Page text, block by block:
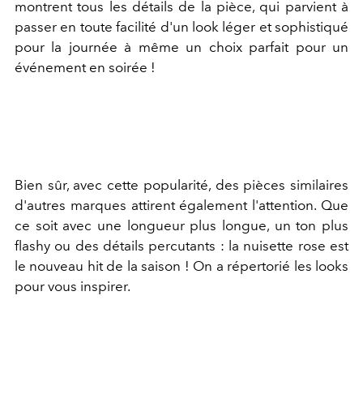
montrent tous les détails de la pièce, qui parvient à
passer en toute facilité d'un look léger et sophistiqué
pour la journée à même un choix parfait pour un
événement en soirée !
Bien sûr, avec cette popularité, des pièces similaires
d'autres marques attirent également l'attention. Que
ce soit avec une longueur plus longue, un ton plus
flashy ou des détails percutants : la nuisette rose est
le nouveau hit de la saison ! On a répertorié les looks
pour vous inspirer.